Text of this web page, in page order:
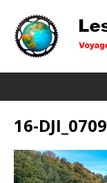
16-DJI_0709